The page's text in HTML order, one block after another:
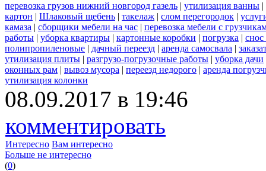
перевозка грузов нижний новгород газель | утилизация ванны |
картон | Шлаковый щебень | такелаж | слом перегородок |
камаза | сборщики мебели на час | перевозка мебели с
работы | уборка квартиры | картонные коробки | погрузка | снос
полипропиленовые | дачный переезд | аренда самосвала |
утилизация плиты | разгрузо-погрузочные работы | уборка дачи
оконных рам | вывоз мусора | переезд недорого | аренда
утилизация колонки
08.09.2017 в 19:46
комментировать
Интересно Вам интересно
Больше не интересно
(0)